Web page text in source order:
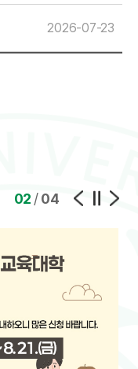
2026-07-23
03 /04